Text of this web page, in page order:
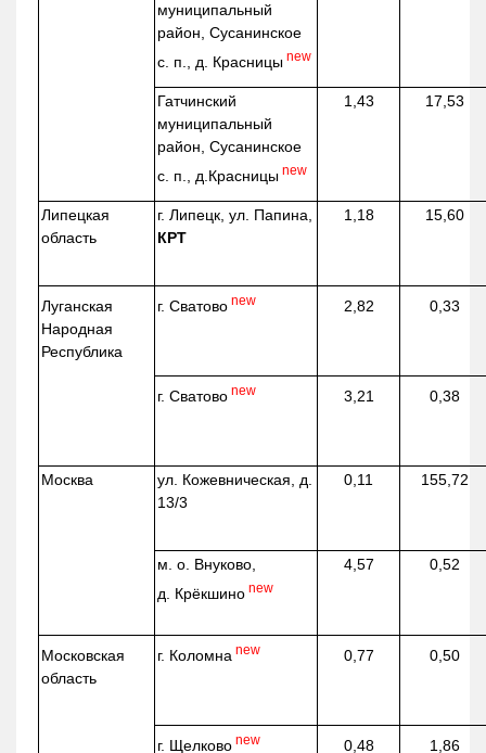
муниципальный
район, Сусанинское
с. п., д. Красницы new
Гатчинский
муниципальный
район, Сусанинское
с. п., д.Красницы new
1,43 17,53
Липецкая
область
г. Липецк, ул. Папина,
КРТ
1,18 15,60
Луганская
Народная
Республика
г. Сватово new 2,82 0,33
г. Сватово new 3,21 0,38
Москва ул. Кожевническая, д.
13/3
0,11 155,72
м. о. Внуково,
д. Крёкшино new
4,57 0,52
Московская
область
г. Коломна new 0,77 0,50
г. Щелково new 0,48 1,86